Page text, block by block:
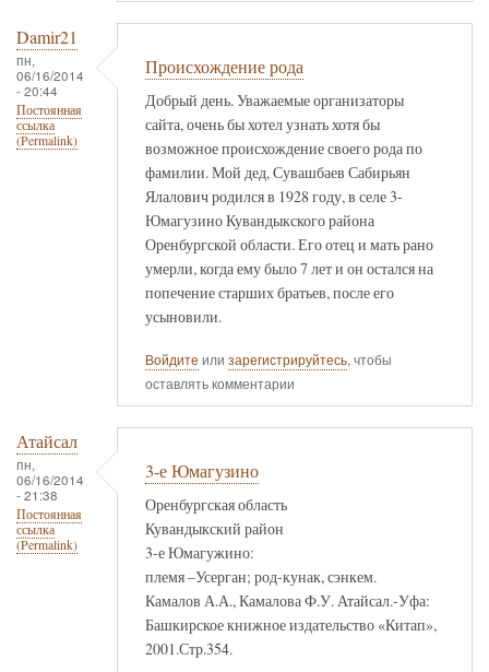
Damir21
пн,
06/16/2014
- 20:44
Постоянная
ссылка
(Permalink)
Происхождение рода
Добрый день. Уважаемые организаторы
сайта, очень бы хотел узнать хотя бы
возможное происхождение своего рода по
фамилии. Мой дед, Сувашбаев Сабирьян
Ялалович родился в 1928 году, в селе 3-
Юмагузино Кувандыкского района
Оренбургской области. Его отец и мать рано
умерли, когда ему было 7 лет и он остался на
попечение старших братьев, после его
усыновили.
Войдите или зарегистрируйтесь, чтобы
оставлять комментарии
Атайсал
пн,
06/16/2014
- 21:38
Постоянная
ссылка
(Permalink)
3-е Юмагузино
Оренбургская область
Кувандыкский район
3-е Юмагужино:
племя –Усерган; род-кунак, сэнкем.
Камалов А.А., Камалова Ф.У. Атайсал.-Уфа:
Башкирское книжное издательство «Китап»,
2001.Стр.354.